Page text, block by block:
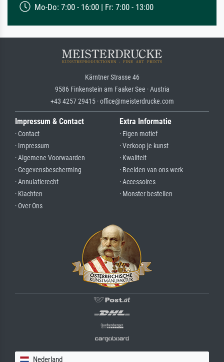
Mo-Do: 7:00 - 16:00 | Fr: 7:00 - 13:00
Kärntner Strasse 46
9586 Finkenstein am Faaker See · Austria
+43 4257 29415 · office@meisterdrucke.com
Impressum & Contact
· Contact
· Impressum
· Algemene Voorwaarden
· Gegevensbescherming
· Annulatierecht
· Klachten
· Over Ons
Extra Informatie
· Eigen motief
· Verkoop je kunst
· Kwaliteit
· Beelden van ons werk
· Accessoires
· Monster bestellen
Nederland